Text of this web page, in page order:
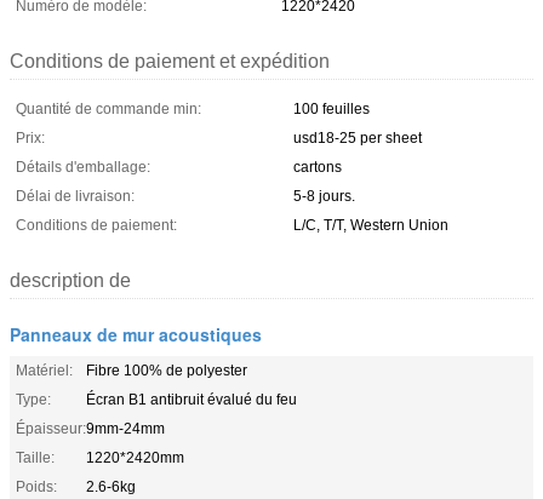
Numéro de modèle:
1220*2420
Conditions de paiement et expédition
Quantité de commande min:
100 feuilles
Prix:
usd18-25 per sheet
Détails d'emballage:
cartons
Délai de livraison:
5-8 jours.
Conditions de paiement:
L/C, T/T, Western Union
description de
Panneaux de mur acoustiques
Matériel:
Fibre 100% de polyester
Type:
Écran B1 antibruit évalué du feu
Épaisseur:9mm-24mm
Taille:
1220*2420mm
Poids:
2.6-6kg